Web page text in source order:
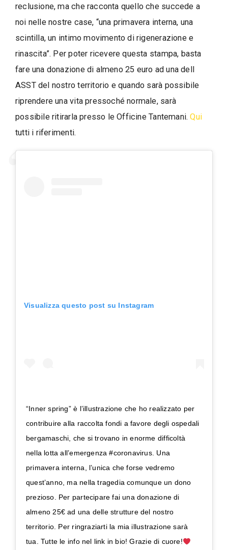
reclusione, ma che racconta quello che succede a
noi nelle nostre case, “una primavera interna, una
scintilla, un intimo movimento di rigenerazione e
rinascita”. Per poter ricevere questa stampa, basta
fare una donazione di almeno 25 euro ad una dell
ASST del nostro territorio e quando sarà possibile
riprendere una vita pressoché normale, sarà
possibile ritirarla presso le Officine Tantemani.Qui
tutti i riferimenti.
Visualizza questo post su Instagram
“Inner spring” è l’illustrazione che ho realizzato per
contribuire alla raccolta fondi a favore degli ospedali
bergamaschi, che si trovano in enorme difficoltà
nella lotta all’emergenza #coronavirus. Una
primavera interna, l’unica che forse vedremo
quest’anno, ma nella tragedia comunque un dono
prezioso. Per partecipare fai una donazione di
almeno 25€ ad una delle strutture del nostro
territorio. Per ringraziarti la mia illustrazione sarà
tua. Tutte le info nel link in bio! Grazie di cuore!